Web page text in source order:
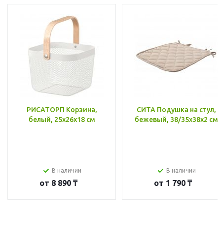
РИСАТОРП Корзина,
белый, 25x26x18 см
В наличии
от 8 890 ₸
СИТА Подушка на стул,
бежевый, 38/35x38x2 см
В наличии
от 1 790 ₸